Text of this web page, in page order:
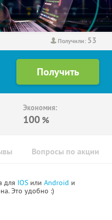
Получили: 53
Экономия:
100 %
Вопросы по акции
для IOS или Android и
Это удобно :)